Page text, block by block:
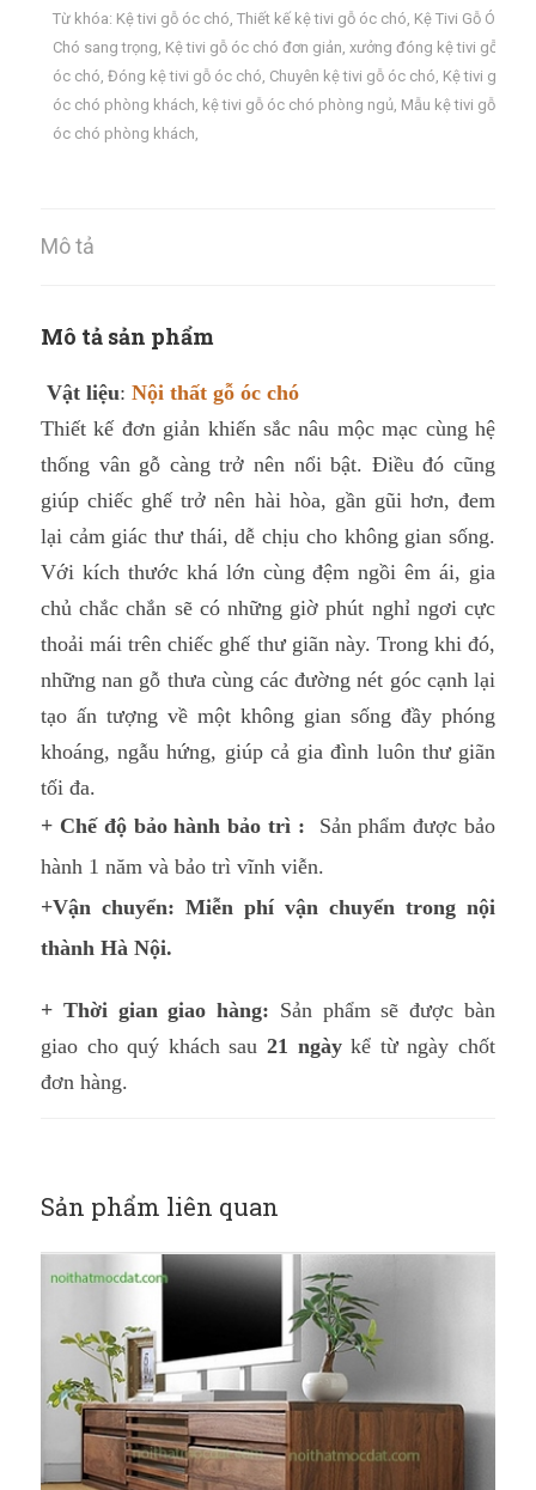
Từ khóa: Kệ tivi gỗ óc chó, Thiết kế kệ tivi gỗ óc chó, Kệ Tivi Gỗ Óc
Chó sang trọng, Kệ tivi gỗ óc chó đơn giản, xưởng đóng kệ tivi gỗ
óc chó, Đóng kệ tivi gỗ óc chó, Chuyên kệ tivi gỗ óc chó, Kệ tivi gỗ
óc chó phòng khách, kệ tivi gỗ óc chó phòng ngủ, Mẫu kệ tivi gỗ
óc chó phòng khách,
Mô tả
Mô tả sản phẩm
Vật liệu: Nội thất gỗ óc chó
Thiết kế đơn giản khiến sắc nâu mộc mạc cùng hệ
thống vân gỗ càng trở nên nổi bật. Điều đó cũng
giúp chiếc ghế trở nên hài hòa, gần gũi hơn, đem
lại cảm giác thư thái, dễ chịu cho không gian sống.
Với kích thước khá lớn cùng đệm ngồi êm ái, gia
chủ chắc chắn sẽ có những giờ phút nghỉ ngơi cực
thoải mái trên chiếc ghế thư giãn này. Trong khi đó,
những nan gỗ thưa cùng các đường nét góc cạnh lại
tạo ấn tượng về một không gian sống đầy phóng
khoáng, ngẫu hứng, giúp cả gia đình luôn thư giãn
tối đa.
+ Chế độ bảo hành bảo trì : Sản phẩm được bảo
hành 1 năm và bảo trì vĩnh viễn.
+Vận chuyển: Miễn phí vận chuyển trong nội
thành Hà Nội.
+ Thời gian giao hàng: Sản phẩm sẽ được bàn
giao cho quý khách sau 21 ngàykể từ ngày chốt
đơn hàng.
Sản phẩm liên quan